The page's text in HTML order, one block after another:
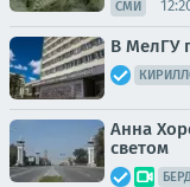
СМИ
В МелГУ
Анна
светом